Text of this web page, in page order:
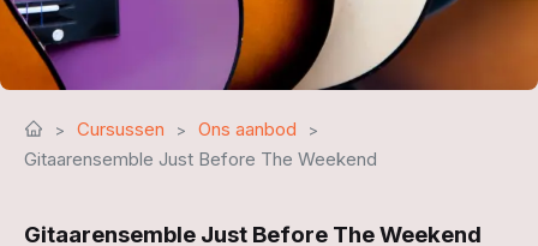
Cursussen
Ons aanbod
Gitaarensemble Just Before The Weekend
Gitaarensemble Just Before The Weekend